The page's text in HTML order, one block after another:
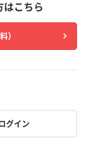
はこちら
）
グイン